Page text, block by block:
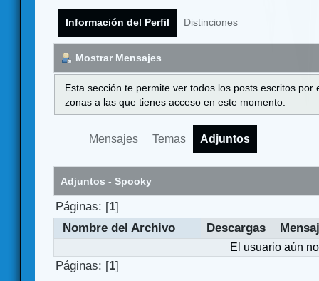
Información del Perfil Distinciones
Mostrar Mensajes
Esta sección te permite ver todos los posts escritos
zonas a las que tienes acceso en este momento.
Mensajes Temas Adjuntos
Adjuntos - Spooky
Páginas: [1]
Nombre del Archivo
Descargas
El usuario aún
Páginas: [1]